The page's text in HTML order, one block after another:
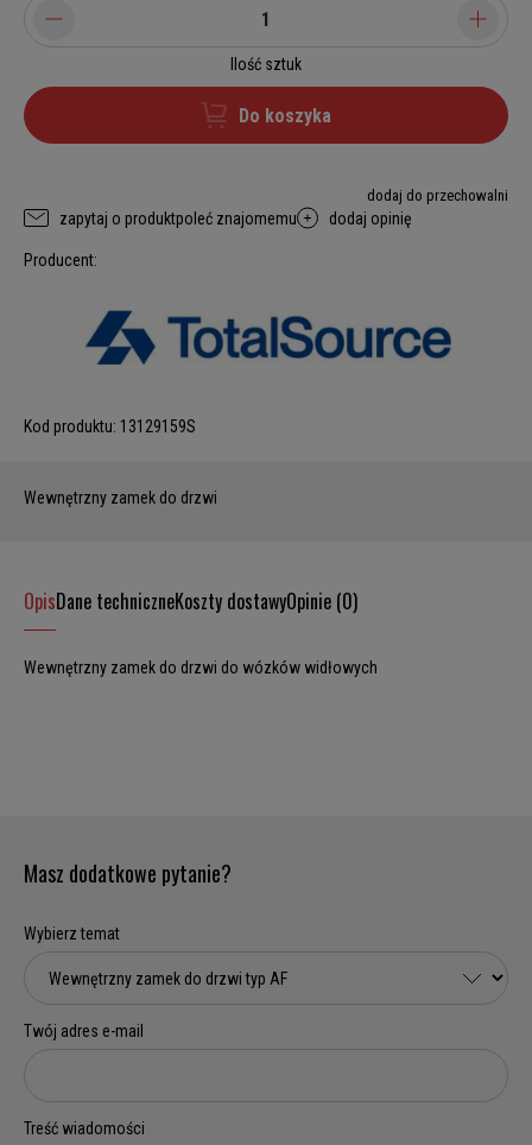
Ilość sztuk
Do koszyka
dodaj do przechowalni
zapytaj o produktpoleć znajomemu dodaj opinię
Producent:
Kod produktu: 13129159S
Wewnętrzny zamek do drzwi
OpisDane techniczneKoszty dostawyOpinie (0)
Wewnętrzny zamek do drzwi do wózków widłowych
Masz dodatkowe pytanie?